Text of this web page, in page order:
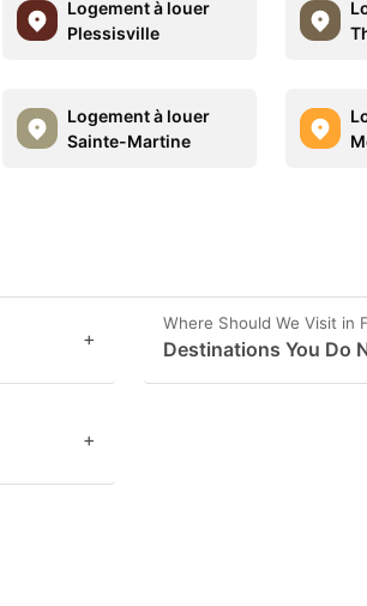
Logement à louer
Plessisville
Logement à louer
Sainte-Martine
+
Where Should We Visit in
Destinations You Do
+